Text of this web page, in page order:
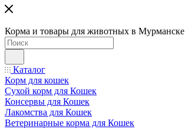
Корма и товары для животных в Мурманске
Каталог
Корм для кошек
Сухой корм для Кошек
Консервы для Кошек
Лакомства для Кошек
Ветеринарные корма для Кошек